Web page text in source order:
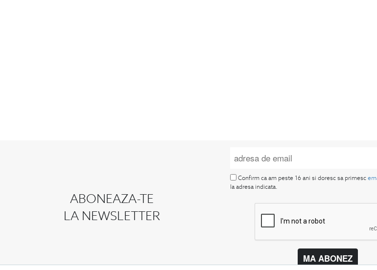
ABONEAZA-TE
LA NEWSLETTER
Confirm ca am peste 16 ani si doresc sa primesc
la adresa indicata.
MA ABONEZ